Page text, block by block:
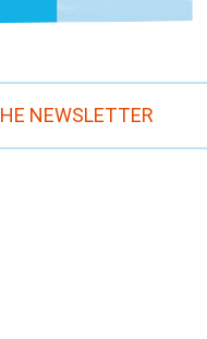
NEWSLETTER